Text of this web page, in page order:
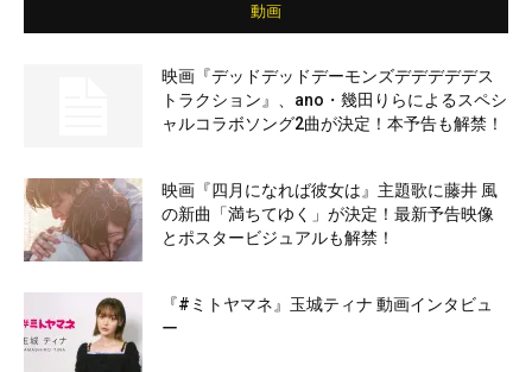
動画
映画『デッドデッドデーモンズデデデデデス
トラクション』、ano・幾田りらによるスペシ
ャルコラボソング2曲が決定！本予告も解禁！
映画『四月になれば彼女は』主題歌に藤井 風
の新曲「満ちてゆく」が決定！最新予告映像
とポスタービジュアルも解禁！
『#ミトヤマネ』玉城ティナ 動画インタビュ
ー